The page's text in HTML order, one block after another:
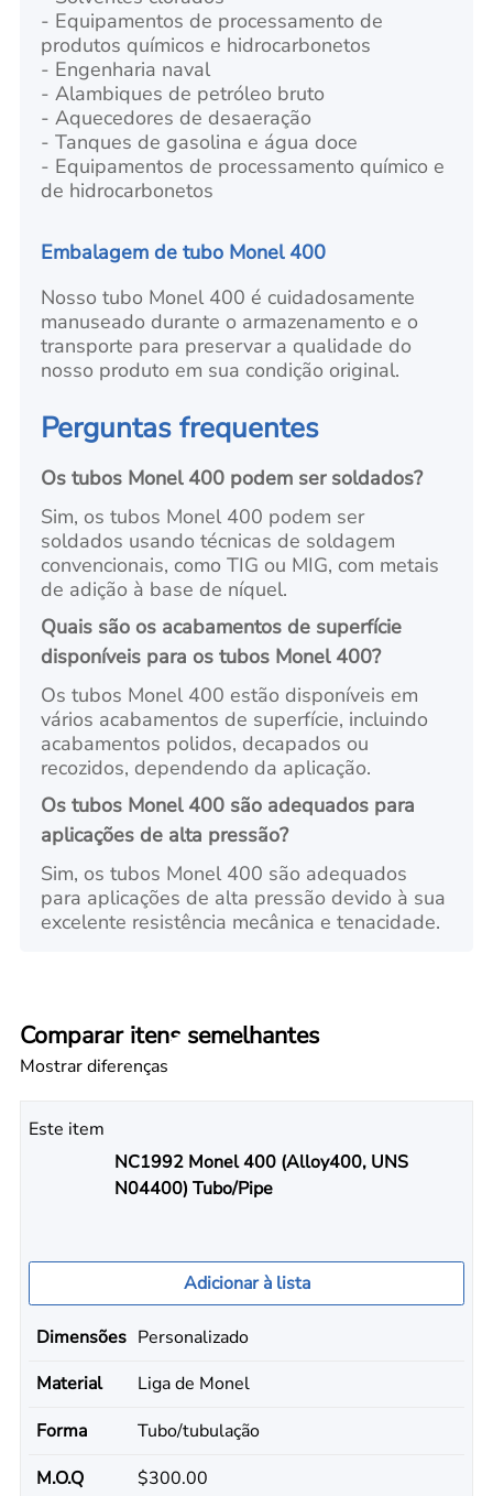
- Equipamentos de processamento de
produtos químicos e hidrocarbonetos
- Engenharia naval
- Alambiques de petróleo bruto
- Aquecedores de desaeração
- Tanques de gasolina e água doce
- Equipamentos de processamento químico e
de hidrocarbonetos
Embalagem de tubo Monel 400
Nosso tubo Monel 400 é cuidadosamente
manuseado durante o armazenamento e o
transporte para preservar a qualidade do
nosso produto em sua condição original.
Perguntas frequentes
Os tubos Monel 400 podem ser soldados?
Sim, os tubos Monel 400 podem ser
soldados usando técnicas de soldagem
convencionais, como TIG ou MIG, com metais
de adição à base de níquel.
Quais são os acabamentos de superfície
disponíveis para os tubos Monel 400?
Os tubos Monel 400 estão disponíveis em
vários acabamentos de superfície, incluindo
acabamentos polidos, decapados ou
recozidos, dependendo da aplicação.
Os tubos Monel 400 são adequados para
aplicações de alta pressão?
Sim, os tubos Monel 400 são adequados
para aplicações de alta pressão devido à sua
excelente resistência mecânica e tenacidade.
Comparar itens semelhantes
Mostrar diferenças
Este item
NC1992 Monel 400 (Alloy400, UNS
N04400) Tubo/Pipe
Adicionar à lista
Dimensões Personalizado
Material
Liga de Monel
Forma
Tubo/tubulação
M.O.Q
$300.00